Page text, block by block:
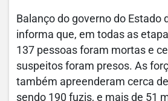
Balanço do governo do Estado
informa que, em todas as
137 pessoas foram mortas e
suspeitos foram presos. As
também apreenderam cerca
sendo 190 fuzis, e mais de 51